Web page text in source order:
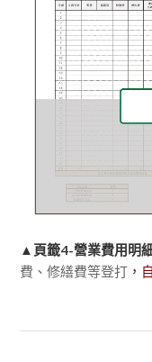
▲ 頁籤4-營業費用明
費、修繕費等登打 ，